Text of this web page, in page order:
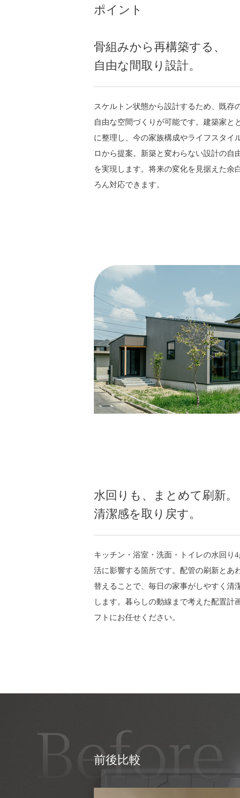
ポイント
骨組みから再構築する、
自由な間取り設計。
スケルトン状態から設計するため、既存
自由な空間づくりが可能です。建築家と
に整理し、今の家族構成やライフスタイ
ロから提案。新築と変わらない設計の自
を実現します。将来の変化を見据えた余
ろん対応できます。
水回りも、まとめて刷新
清潔感を取り戻す。
キッチン・浴室・洗面・トイレの水回り
活に影響する箇所です。配管の刷新とあ
替えることで、毎日の家事がしやすく清
します。暮らしの動線まで考えた配置計
フトにお任せください。
前後比較